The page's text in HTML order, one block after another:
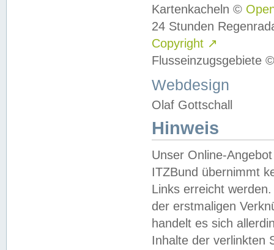
Kartenkacheln ©
24 Stunden
Copyright ↗
Flusseinzugsgebiete
Webdesign
Olaf Gottschall
Hinweis
Unser Online-
ITZBund übernimmt
Links erreicht
der erstmaligen
handelt es sich
Inhalte der verlinkten